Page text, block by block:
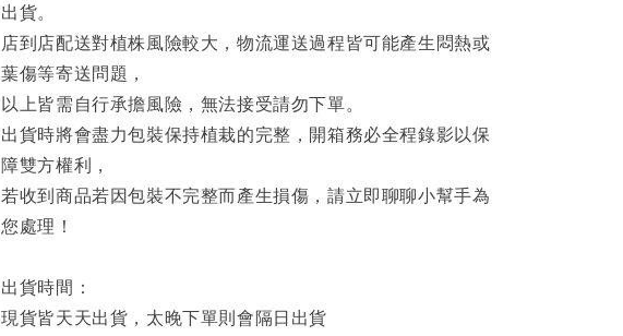
出貨。
店到店配送對植株風險較大，物流運送過程皆可能產生悶熱或
葉傷等寄送問題，
以上皆需自行承擔風險，無法接受請勿下單。
出貨時將會盡力包裝保持植栽的完整，開箱務必全程錄影以保
障雙方權利，
若收到商品若因包裝不完整而產生損傷，請立即聊聊小幫手為
您處理！
出貨時間：
現貨皆天天出貨，太晚下單則會隔日出貨